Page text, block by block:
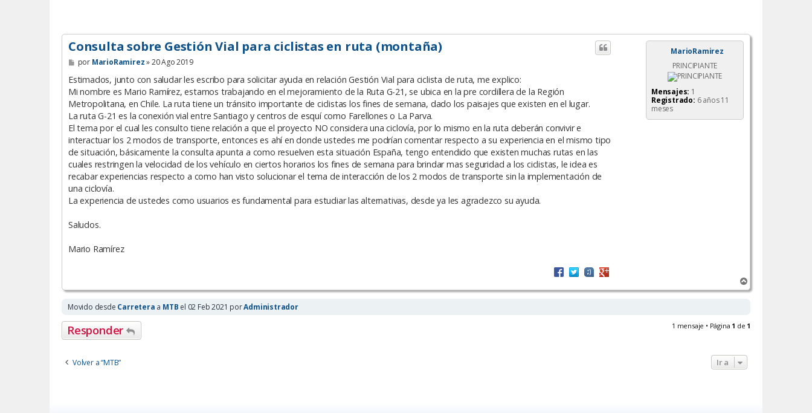
MarioRamirez
PRINCIPIANTE
Mensajes: 1
Registrado: 6 años 11
meses
Consulta sobre Gestión Vial para ciclistas en ruta (montaña)
M
e
n
s
a
j
e
por MarioRamirez»20 Ago 2019
Estimados, junto con saludar les escribo para solicitar ayuda en relación Gestión Vial para ciclista de ruta, me explico:
Mi nombre es Mario Ramírez, estamos trabajando en el mejoramiento de la Ruta G-21, se ubica en la pre cordillera de la Región
Metropolitana, en Chile. La ruta tiene un tránsito importante de ciclistas los fines de semana, dado los paisajes que existen en el lugar.
La ruta G-21 es la conexión vial entre Santiago y centros de esquí como Farellones o La Parva.
El tema por el cual les consulto tiene relación a que el proyecto NO considera una ciclovía, por lo mismo en la ruta deberán convivir e
interactuar los 2 modos de transporte, entonces es ahí en donde ustedes me podrían comentar respecto a su experiencia en el mismo tipo
de situación, básicamente la consulta apunta a como resuelven esta situación España, tengo entendido que existen muchas rutas en las
cuales restringen la velocidad de los vehículo en ciertos horarios los fines de semana para brindar mas seguridad a los ciclistas, le idea es
recabar experiencias respecto a como han visto solucionar el tema de interacción de los 2 modos de transporte sin la implementación de
una ciclovía.
La experiencia de ustedes como usuarios es fundamental para estudiar las alternativas, desde ya les agradezco su ayuda.
Saludos.
Mario Ramírez
r
b
Movido desde Carretera a MTB el 02 Feb 2021 porAdministrador
Responder 1 mensaje • Página 1 de 1
Volver a “MTB” Ir a